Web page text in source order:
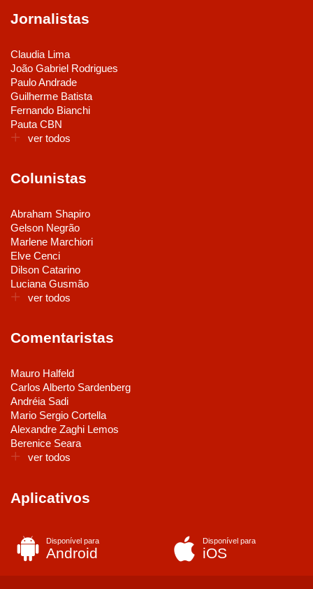
Jornalistas
Claudia Lima
João Gabriel Rodrigues
Paulo Andrade
Guilherme Batista
Fernando Bianchi
Pauta CBN
ver todos
Colunistas
Abraham Shapiro
Gelson Negrão
Marlene Marchiori
Elve Cenci
Dilson Catarino
Luciana Gusmão
ver todos
Comentaristas
Mauro Halfeld
Carlos Alberto Sardenberg
Andréia Sadi
Mario Sergio Cortella
Alexandre Zaghi Lemos
Berenice Seara
ver todos
Aplicativos
Disponível para
Android
Disponível para
iOS